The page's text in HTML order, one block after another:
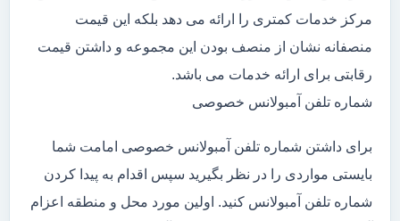
مرکز خدمات کمتری را ارائه می دهد بلکه این قیمت
منصفانه نشان از منصف بودن این مجموعه و داشتن قیمت
رقابتی برای ارائه خدمات می باشد.
شماره تلفن آمبولانس خصوصی
برای داشتن شماره تلفن آمبولانس خصوصی امامت شما
بایستی مواردی را در نظر بگیرید سپس اقدام به پیدا کردن
شماره تلفن آمبولانس کنید. اولین مورد محل و منطقه اعزام